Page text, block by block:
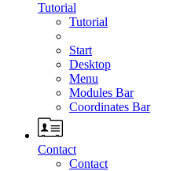
Tutorial
Tutorial
Start
Desktop
Menu
Modules Bar
Coordinates Bar
Contact
Contact